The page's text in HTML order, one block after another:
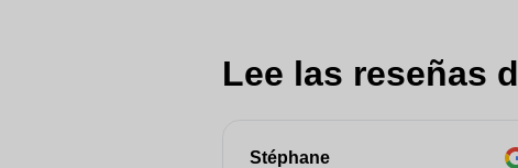
Lee las reseñas
Stéphane